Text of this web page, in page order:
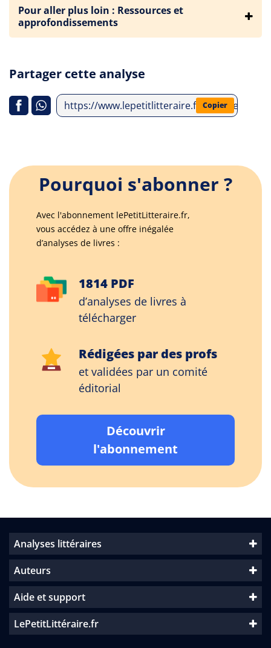
Pour aller plus loin : Ressources et
approfondissements
Partager cette analyse
https://www.lepetitlitteraire.fr/analyses-
Copier
Pourquoi s'abonner ?
Avec l'abonnement lePetitLitteraire.fr,
vous accédez à une offre inégalée
d’analyses de livres :
1814 PDF
d’analyses de livres à
télécharger
Rédigées par des profs
et validées par un comité
éditorial
Découvrir
l'abonnement
Analyses littéraires
Auteurs
Aide et support
LePetitLittéraire.fr